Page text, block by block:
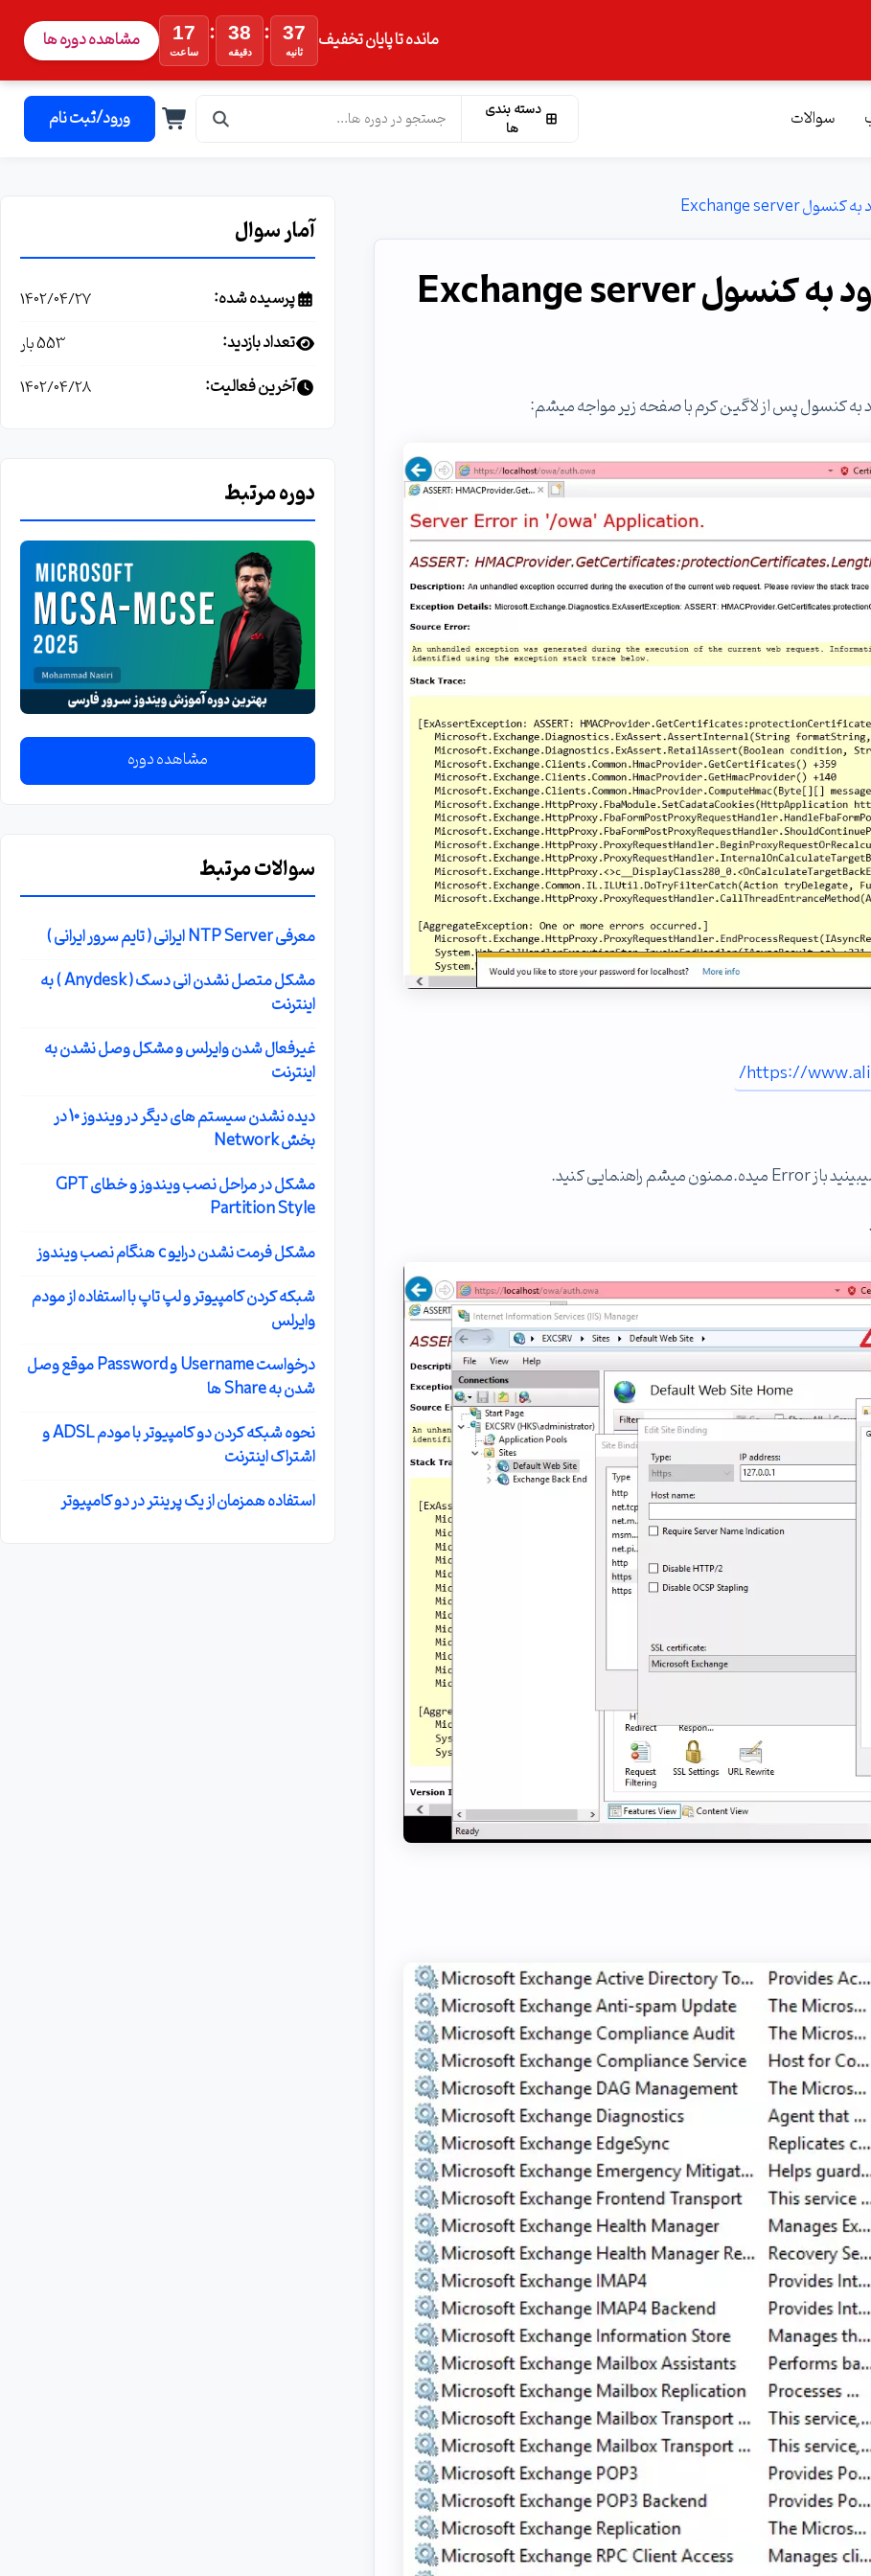
مانده تا پایان تخفیف 17
ساعت
: 38
دقیقه
: 35
ثانیه مشاهده دوره ها
سوالات
دسته بندی
ها
ورود/ثبت نام
https://
آمار سوال
پرسیده شده: 1402/04/27
تعداد بازدید: 553 بار
آخرین فعالیت: 1402/04/28
دوره مرتبط
مشاهده دوره
سوالات مرتبط
معرفی NTP Server ایرانی ( تایم سرور ایرانی )
مشکل متصل نشدن انی دسک ( Anydesk ) به
اینترنت
غیرفعال شدن وایرلس و مشکل وصل نشدن به
اینترنت
دیده نشدن سیستم های دیگر در ویندوز 10 در
بخش Network
مشکل در مراحل نصب ویندوز و خطای GPT
Partition Style
مشکل فرمت نشدن درایو c هنگام نصب ویندوز
شبکه کردن کامپیوتر و لپ تاپ با استفاده از مودم
وایرلس
درخواست Username و Password موقع وصل
شدن به Share ها
نحوه شبکه کردن دو کامپیوتر با مودم ADSL و
اشتراک اینترنت
استفاده همزمان از یک پرینتر در دو کامپیوتر